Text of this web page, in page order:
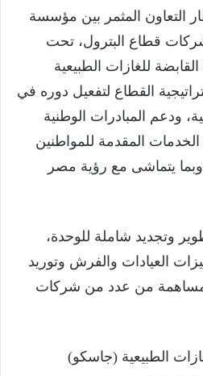
التعاون المثمر بين مؤسسة
قطاع البترول، تحت
للغازات الطبيعية
القطاع لتفعيل دوره في
ودعم المبادرات الوطنية
المقدمة للمواطنين
يتماشى مع رؤية مصر
وتجديد شاملة للوحدة،
العيادات والفرش وتوريد
بمساهمة من عدد من شركات
الطبيعية (جاسكو)